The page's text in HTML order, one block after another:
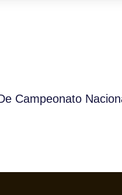
Campeonato